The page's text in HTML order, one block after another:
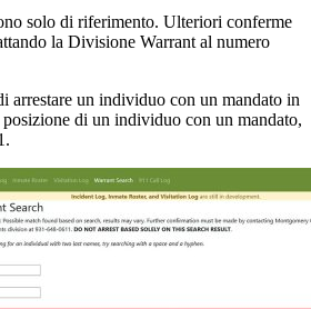
solo di riferimento. Ulteriori conferme
la Divisione Warrant al numero
arrestare un individuo con un mandato in
di un individuo con un mandato,